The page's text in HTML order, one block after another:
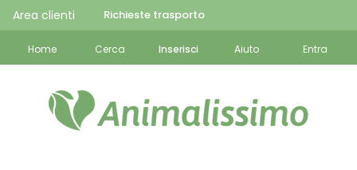
Area clienti Richieste trasporto
Home Cerca Inserisci Aiuto Entra